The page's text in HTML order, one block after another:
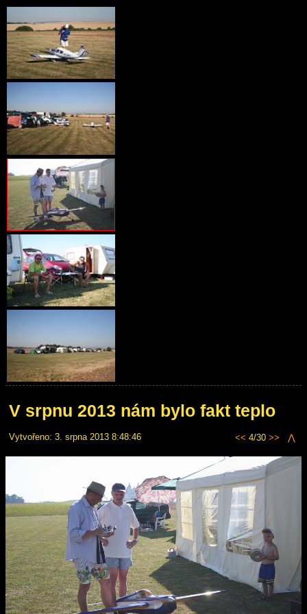
V srpnu 2013 nám bylo fakt teplo
<< 4/30 >> ⋀
Vytvořeno: 3. srpna 2013 8:48:46